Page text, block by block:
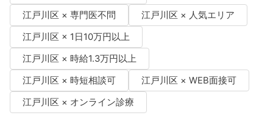
江戸川区 × 専門医不問
江戸川区 × 人気エリア
江戸川区 × 1日10万円以上
江戸川区 × 時給1.3万円以上
江戸川区 × 時短相談可
江戸川区 × WEB面接可
江戸川区 × オンライン診療